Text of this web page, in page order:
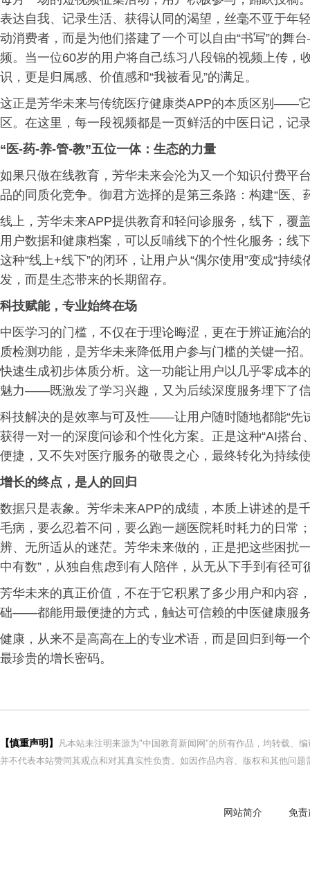
表达自我、记录生活、获得认同的渴望，丝毫不亚于年
动消费者，而是为他们搭建了一个可以自由“书写”的舞
频。当一位60岁的用户将自己练习八段锦的视频上传，
识，更是归属感、价值感和“我被看见”的满足。
这正是芳华未来与传统医疗健康类APP的本质区别——
区。在这里，每一段视频都是一页鲜活的中医日记，记
“医-药-养-管-教”五位一体：生态的力量
如果只做在线教育，芳华未来会沦为又一个知识付费平
品的同质化竞争。御君方选择的是第三条路：构建“医
线上，芳华未来APP提供教育和轻问诊服务，线下，覆
用户数据和健康档案，可以反哺线下的个性化服务；线
这种“线上+线下”的闭环，让用户从“偶尔使用”变成“持
发，而是生态带来的长期留存。
科技赋能，专业始终在场
中医学习的门槛，不仅在于理论晦涩，更在于辨证施治
质检测功能，是芳华未来降低用户参与门槛的关键一招
快速生成初步体质分析。这一功能让用户以几乎零成本
魅力——既激发了学习兴趣，又为后续深度服务埋下了
科技解决的是效率与可及性——让用户随时随地都能“先
获得一对一的深度问诊和个性化方案。正是这种“AI搭
便捷，又不失对医疗服务的敬畏之心，最终转化为持续
增长的终点，是人的回归
数据只是表象。芳华未来APP的成绩，本质上讲述的
毛病，要么忍着不问，要么跑一趟医院耗时耗力的日常
辨、无所适从的迷茫。芳华未来做的，正是把这些困扰
中有数”，从独自焦虑到有人陪伴，从无从下手到有径
芳华未来的真正价值，不在于它积累了多少用户和内
础——都能用最便捷的方式，触达可信赖的中医健康服
健康，从来不是高高在上的专业术语，而是回归到每一
最珍贵的增长密码。
【慎重声明】
凡本站未注明来源为"中国教育新闻网"的所有作品，均转载、
并不代表本站赞同其观点和对其真实性负责。如因作品内容、版权和其他问
网站简介 免责